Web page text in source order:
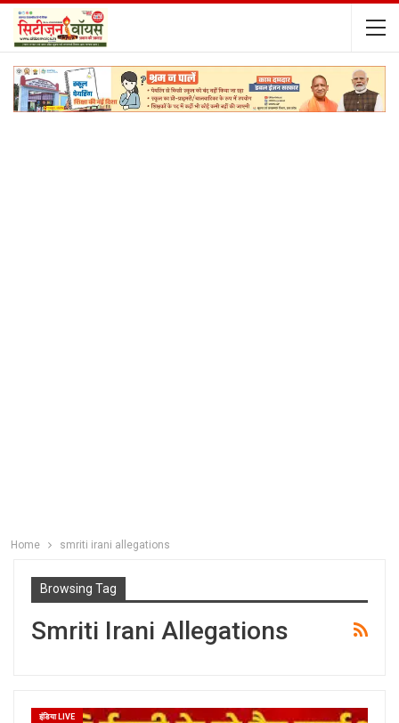
Home smriti irani allegations
Browsing Tag
Smriti Irani Allegations
इंडिया LIVE